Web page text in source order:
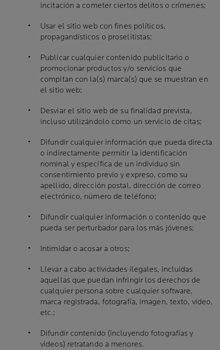
incitación a cometer ciertos delitos o crímenes;
Usar el sitio web con fines políticos,
propagandísticos o proselitistas;
Publicar cualquier contenido publicitario o
promocionar productos y/o servicios que
compitan con la(s) marca(s) que se muestran en
el sitio web;
Desviar el sitio web de su finalidad prevista,
incluso utilizándolo como un servicio de citas;
Difundir cualquier información que pueda directa
o indirectamente permitir la identificación
nominal y específica de un individuo sin
consentimiento previo y expreso, como su
apellido, dirección postal, dirección de correo
electrónico, número de teléfono;
Difundir cualquier información o contenido que
pueda ser perturbador para los más jóvenes;
Intimidar o acosar a otros;
Llevar a cabo actividades ilegales, incluidas
aquellas que puedan infringir los derechos de
cualquier persona sobre cualquier software,
marca registrada, fotografía, imagen, texto, video,
etc.;
Difundir contenido (incluyendo fotografías y
videos) retratando a menores.